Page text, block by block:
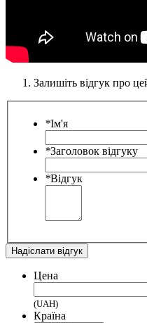
Залишіть відгук про
*Ім'я
*Заголовок відгуку
*Відгук
Надіслати відгук
Цена
(UAH)
Країна